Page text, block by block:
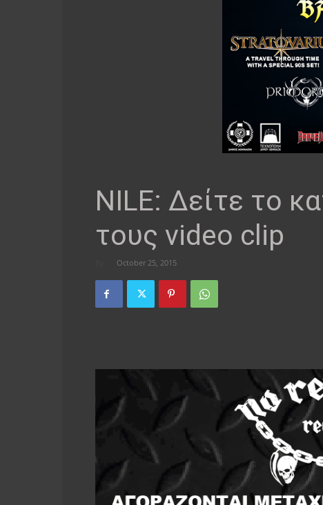
NILE: Δείτε το
τους video clip
October 25, 2015